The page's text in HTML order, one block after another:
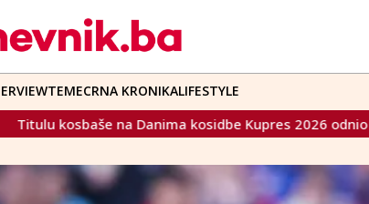
TEMECRNA KRONIKALIFESTYLE
Kupres 2026 odnio kosac iz Bosanskog Petrovca